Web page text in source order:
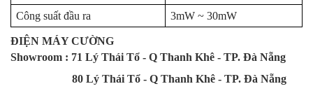
Công suất đầu ra
3mW ~ 30mW
ĐIỆN MÁY CƯỜNG
Showroom : 71 Lý Thái Tổ - Q Thanh Khê - TP. Đà Nẵng
80 Lý Thái Tổ - Q Thanh Khê - TP. Đà Nẵng